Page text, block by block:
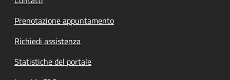
Prenotazione appuntamento
Richiedi assistenza
Statistiche del portale